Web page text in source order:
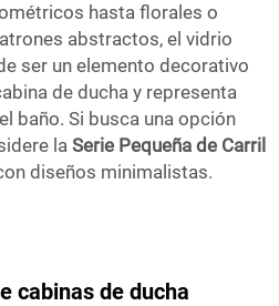
hasta florales o
abstractos, el vidrio
ser un elemento decorativo
de ducha y representa
baño. Si busca una opción
la Serie Pequeña de Carril
diseños minimalistas.
cabinas de ducha